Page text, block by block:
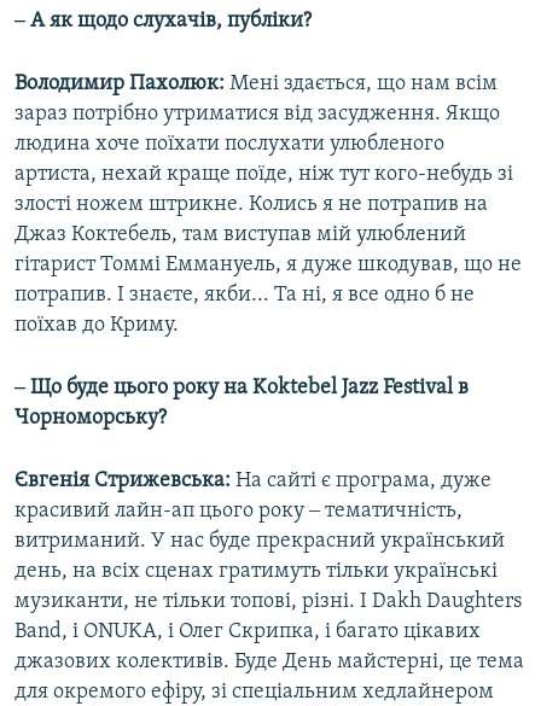
‒ А як щодо слухачів, публіки?
Володимир Пахолюк: Мені здається, що нам всім
зараз потрібно утриматися від засудження. Якщо
людина хоче поїхати послухати улюбленого
артиста, нехай краще поїде, ніж тут кого-небудь зі
злості ножем штрикне. Колись я не потрапив на
Джаз Коктебель, там виступав мій улюблений
гітарист Томмі Еммануель, я дуже шкодував, що не
потрапив. І знаєте, якби... Та ні, я все одно б не
поїхав до Криму.
‒ Що буде цього року на Koktebel Jazz Festival в
Чорноморську?
Євгенія Стрижевська: На сайті є програма, дуже
красивий лайн-ап цього року ‒ тематичність,
витриманий. У нас буде прекрасний український
день, на всіх сценах гратимуть тільки українські
музиканти, не тільки топові, різні. І Dakh Daughters
Band, і ONUKA, і Олег Скрипка, і багато цікавих
джазових колективів. Буде День майстерні, це тема
для окремого ефіру, зі спеціальним хедлайнером